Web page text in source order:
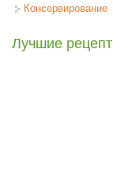
Консервирование
Лучшие